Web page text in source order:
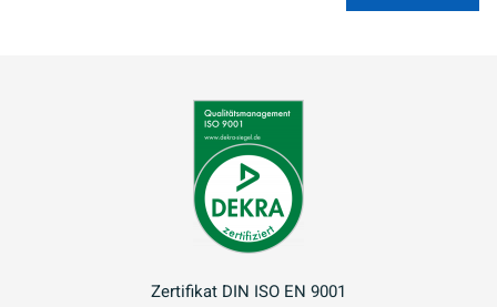
Zertifikat DIN ISO EN 9001